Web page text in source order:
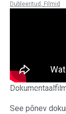
Dubleeritud , Filmid
See põnev